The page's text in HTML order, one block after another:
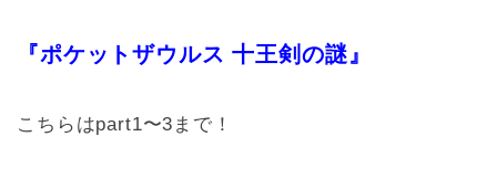
『ポケットザウルス 十王剣の謎』
こちらはpart1〜3まで！